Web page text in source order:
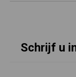
Schrijf u